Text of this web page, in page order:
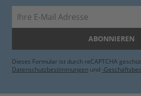
ABONNIEREN
Dieses Formular ist durch reCAPTCHA
Datenschutzbestimmungen und -